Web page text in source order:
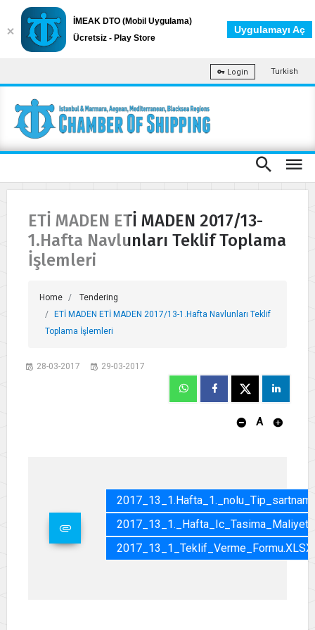
Login Turkish
ETİ MADEN ETİ MADEN 2017/13-
1.Hafta Navlunları Teklif Toplama
İşlemleri
Home
Tendering
ETİ MADEN ETİ MADEN 2017/13-1.Hafta Navlunları Teklif
Toplama İşlemleri
28-03-2017 29-03-2017
A
2017_13_1_Teklif_Verme_Formu.XLSX
İMEAK DTO (Mobil Uygulama)
Ücretsiz - Play Store
Uygulamayı Aç